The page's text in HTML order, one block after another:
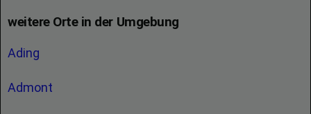
weitere Orte in der Umgebung
Ading
Admont